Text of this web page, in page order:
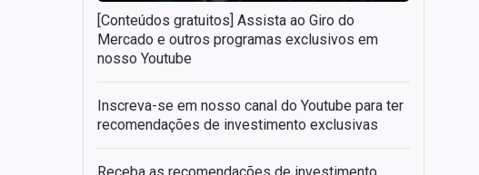
[Conteúdos gratuitos] Assista ao Giro do
Mercado e outros programas exclusivos em
nosso Youtube
Inscreva-se em nosso canal do Youtube para ter
recomendações de investimento exclusivas